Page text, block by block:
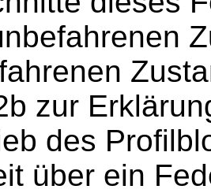
zur
des
über ein